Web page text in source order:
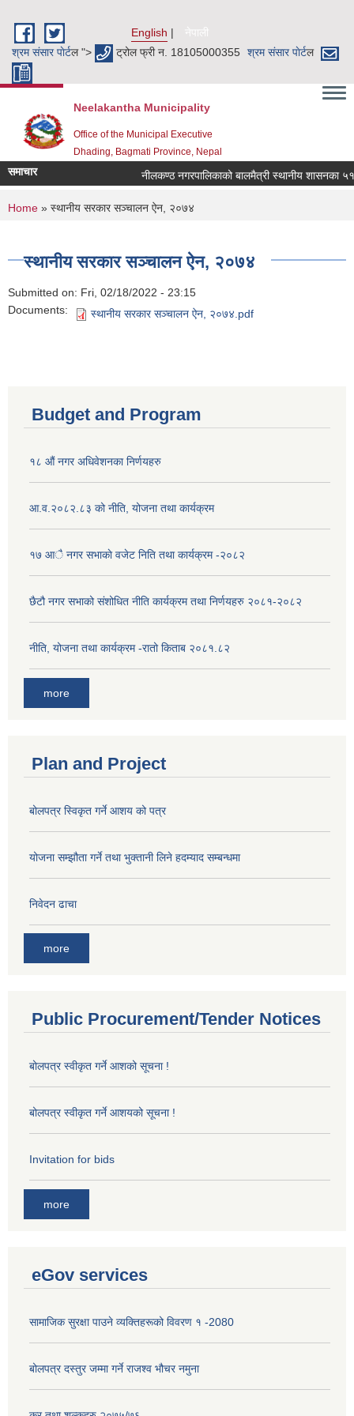
English
नेपाली
श्रम संसार पाेर्टल "> ट्रोल फ्री न. 18105000355 श्रम संसार पाेर्टल
Neelakantha Municipality
Office of the Municipal Executive
Dhading, Bagmati Province, Nepal
समाचार नीलकण्ठ नगरपालिकाको बालमैत्री स्थानीय शासनका ५१
You are here
Home » स्थानीय सरकार सञ्चालन ऐन, २०७४
स्थानीय सरकार सञ्चालन ऐन, २०७४
Submitted on: Fri, 02/18/2022 - 23:15
Documents:
स्थानीय सरकार सञ्चालन ऐन, २०७४.pdf
Budget and Program
१८ औं नगर अधिवेशनका निर्णयहरु
आ.व.२०८२.८३ को नीति, योजना तथा कार्यक्रम
१७ आै नगर सभाकाे वजेट निति तथा कार्यक्रम -२०८२
छैटौ नगर सभाको संशोधित नीति कार्यक्रम तथा निर्णयहरु २०८१-२०८२
नीति, योजना तथा कार्यक्रम -रातो किताब २०८१.८२
more
Plan and Project
बोलपत्र स्विकृत गर्ने आशय को पत्र
योजना सम्झौता गर्ने तथा भुक्तानी लिने हदम्याद सम्बन्धमा
निवेदन ढाचा
more
Public Procurement/Tender Notices
बोलपत्र स्वीकृत गर्ने आशको सूचना !
बोलपत्र स्वीकृत गर्ने आशयको सूचना !
Invitation for bids
more
eGov services
सामाजिक सुरक्षा पाउने व्यक्तिहरूको विवरण १ -2080
बोलपत्र दस्तुर जम्मा गर्ने राजश्व भौचर नमुना